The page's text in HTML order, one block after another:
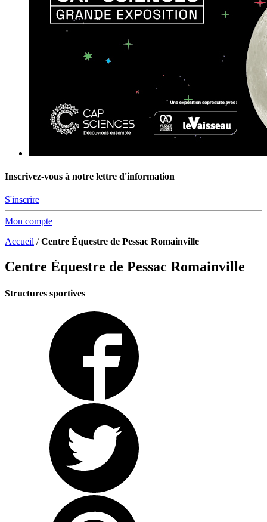
Inscrivez-vous à notre lettre d'information
S'inscrire
Mon compte
Accueil /Centre Équestre de Pessac Romainville
Centre Équestre de Pessac Romainville
Structures sportives